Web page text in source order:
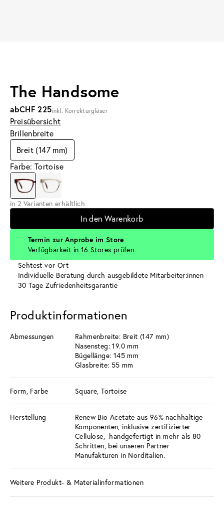
The Handsome
abCHF 225inkl. Korrekturgläser
Preisübersicht
Brillenbreite
Breit (147 mm)
Farbe: Tortoise
in 2 Varianten erhältlich
In den Warenkorb
Termin zur Anprobe im Store
Verfügbarkeit in 16 Stores prüfen
Sehtest vor Ort
Individuelle Beratung durch ausgebildete Mitarbeiter:innen
30 Tage Zufriedenheitsgarantie
Produktinformationen
Abmessungen
Rahmenbreite: Breit (147 mm)
Nasensteg: 19.0 mm
Bügellänge: 145 mm
Glasbreite: 55 mm
Form, Farbe Square, Tortoise
Herstellung
Renew Bio Acetate aus 96% nachhaltige
Komponenten, inklusive zertifizierter
Cellulose, handgefertigt in mehr als 80
Schritten, bei unseren Partner
Manufakturen in Norditalien.
Weitere Produkt- & Materialinformationen